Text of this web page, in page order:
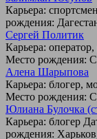
Карьера:
рождения:
Сергей Политик
Карьера:
Место рождения:
Алена Шарыпова
Карьера: блогер,
Место рождения:
Юлиана Булочка
Карьера: блогер
рождения: